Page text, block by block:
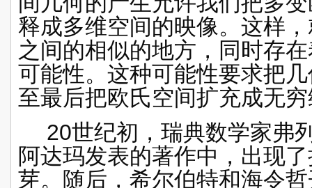
释成多维空间的映像。这样
之间的相似的地方，同时存
可能性。这种可能性要求把
至最后把欧氏空间扩充成无
20世纪初， 瑞典数学家弗
阿达玛发表的著作中，出现
芽。随后， 希尔伯特和海令